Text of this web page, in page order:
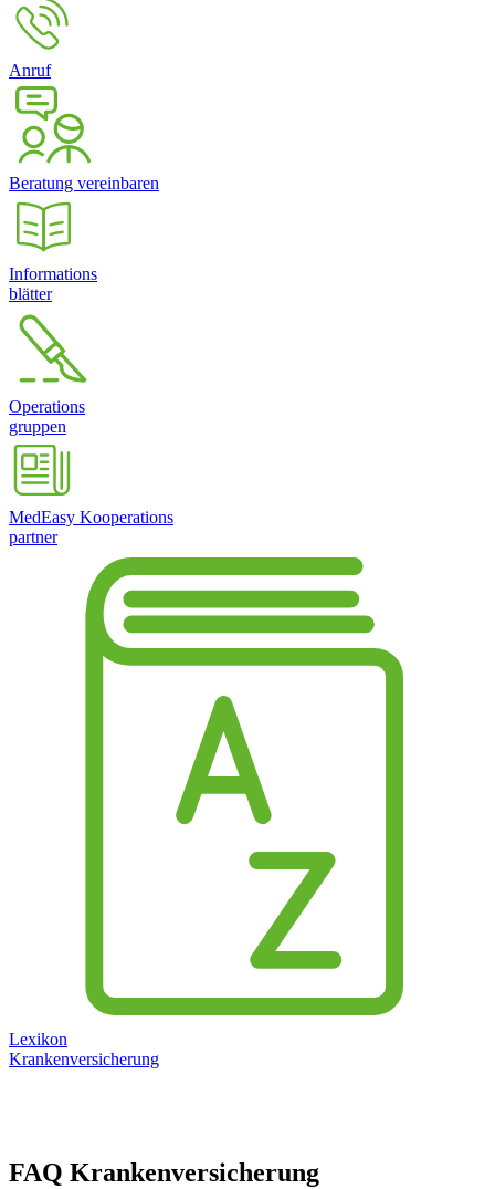
Anruf
Beratung vereinbaren
Informations
blätter
Operations
gruppen
MedEasy Kooperations
partner
Lexikon
Krankenversicherung
FAQ Krankenversicherung